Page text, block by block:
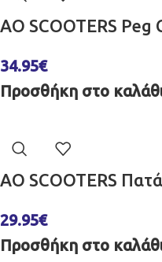
AO SCOOTERS
34.95€
Προσθήκη στο
AO SCOOTERS
29.95€
Προσθήκη στο